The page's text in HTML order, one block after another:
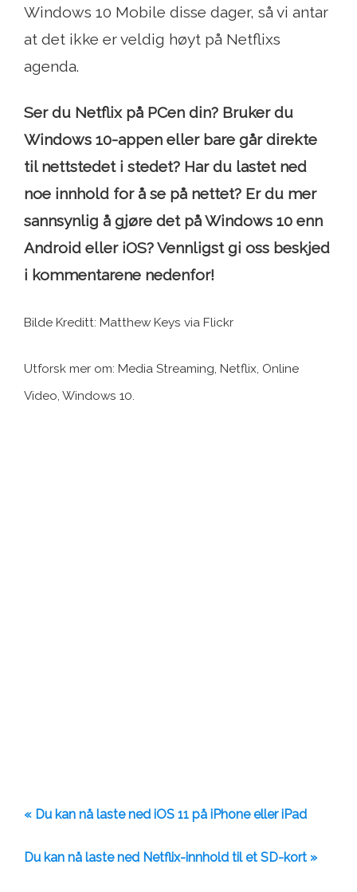
Windows 10 Mobile disse dager, så vi antar
at det ikke er veldig høyt på Netflixs
agenda.
Ser du Netflix på PCen din? Bruker du
Windows 10-appen eller bare går direkte
til nettstedet i stedet? Har du lastet ned
noe innhold for å se på nettet? Er du mer
sannsynlig å gjøre det på Windows 10 enn
Android eller iOS? Vennligst gi oss beskjed
i kommentarene nedenfor!
Bilde Kreditt: Matthew Keys via Flickr
Utforsk mer om: Media Streaming, Netflix, Online
Video, Windows 10.
« Du kan nå laste ned iOS 11 på iPhone eller iPad
Du kan nå laste ned Netflix-innhold til et SD-kort »